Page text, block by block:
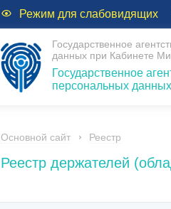
Режим для слабовидящих
Государственное
данных при Кабинете
Государственное
персональных данных
Основной сайт Реестр
Реестр держателей